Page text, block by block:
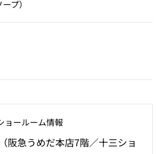
プ）
ールーム情報
阪急うめだ本店7階／十三ショ